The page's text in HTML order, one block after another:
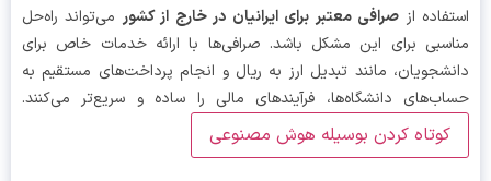
ازصرافی معتبر برای ایرانیان در خارج از کشورمی‌تواند راه‌حل
برای این مشکل باشد. صرافی‌ها با ارائه خدمات خاص برای
مانند تبدیل ارز به ریال و انجام پرداخت‌های مستقیم به
دانشگاه‌ها، فرآیندهای مالی را ساده و سریع‌تر می‌کنند.
کوتاه کردن بوسیله هوش مصنوعی